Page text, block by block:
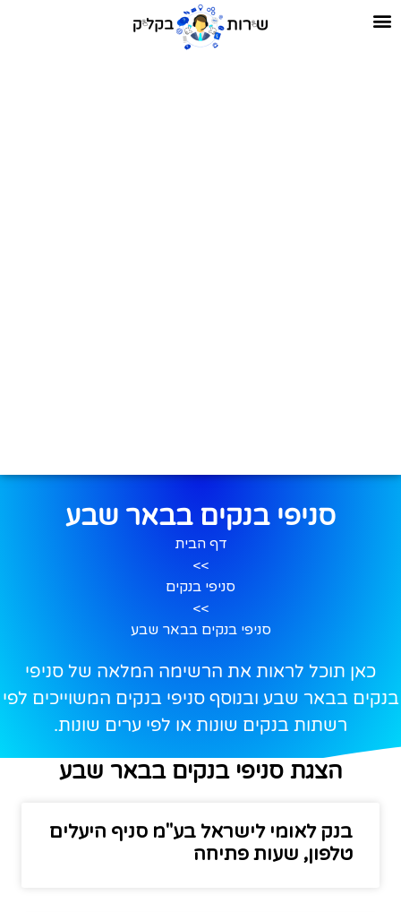
סניפי בנקים בבאר שבע
דף הבית
>>
סניפי בנקים
>>
סניפי בנקים בבאר שבע
כאן תוכל לראות את הרשימה המלאה של סניפי
בנקים בבאר שבע ובנוסף סניפי בנקים המשוייכים לפי
רשתות בנקים שונות או לפי ערים שונות.
הצגת סניפי בנקים בבאר שבע
בנק לאומי לישראל בע"מ סניף היעלים
טלפון, שעות פתיחה